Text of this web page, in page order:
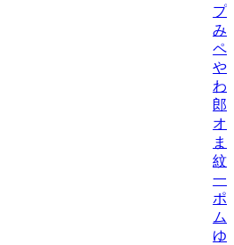
プ
み/
ペ/
や
わ
郎
オ
ま
紋/
一
ポ
ム
ゆ